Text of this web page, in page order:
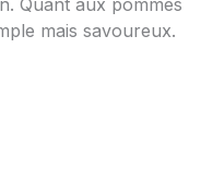
Quant aux pommes
mais savoureux.